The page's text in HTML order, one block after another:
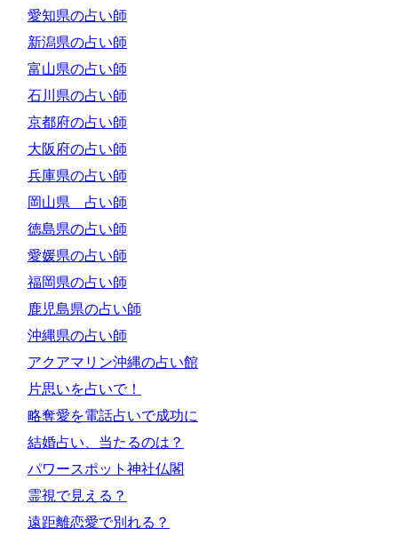
愛知県の占い師
新潟県の占い師
富山県の占い師
石川県の占い師
京都府の占い師
大阪府の占い師
兵庫県の占い師
岡山県 占い師
徳島県の占い師
愛媛県の占い師
福岡県の占い師
鹿児島県の占い師
沖縄県の占い師
アクアマリン沖縄の占い館
片思いを占いで！
略奪愛を電話占いで成功に
結婚占い、当たるのは？
パワースポット神社仏閣
霊視で見える？
遠距離恋愛で別れる？